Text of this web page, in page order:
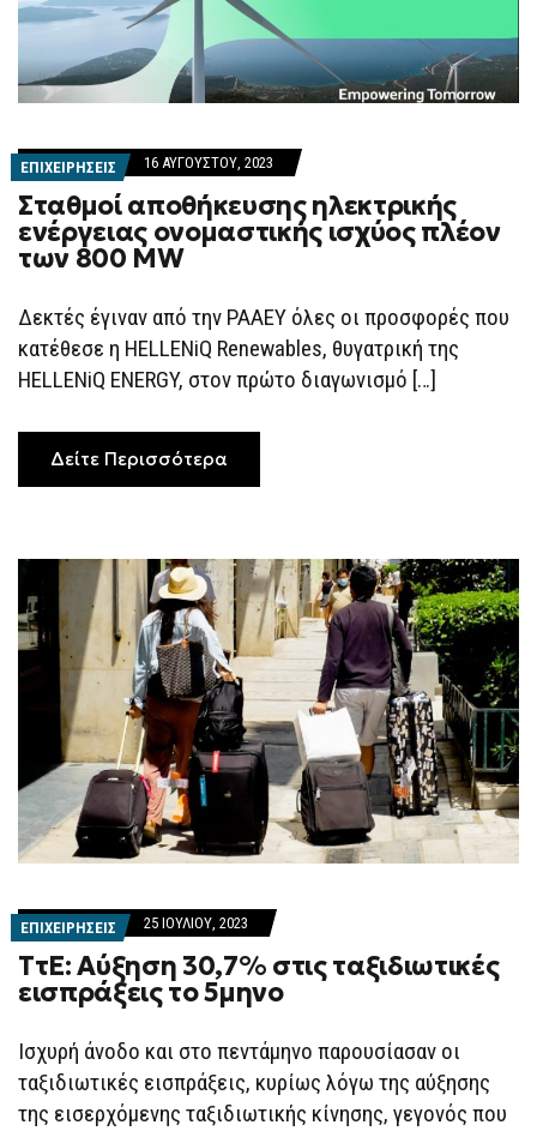
ΕΠΙΧΕΙΡΗΣΕΙΣ 16 ΑΥΓΟΎΣΤΟΥ, 2023
Σταθμοί αποθήκευσης ηλεκτρικής
ενέργειας ονομαστικής ισχύος πλέον
των 800 MW
Δεκτές έγιναν από την ΡΑΑΕΥ όλες οι προσφορές που
κατέθεσε η HELLENiQ Renewables, θυγατρική της
HELLENiQ ENERGY, στον πρώτο διαγωνισμό […]
Δείτε Περισσότερα
ΕΠΙΧΕΙΡΗΣΕΙΣ 25 ΙΟΥΛΊΟΥ, 2023
ΤτΕ: Αύξηση 30,7% στις ταξιδιωτικές
εισπράξεις το 5μηνο
Ισχυρή άνοδο και στο πεντάμηνο παρουσίασαν οι
ταξιδιωτικές εισπράξεις, κυρίως λόγω της αύξησης
της εισερχόμενης ταξιδιωτικής κίνησης, γεγονός που